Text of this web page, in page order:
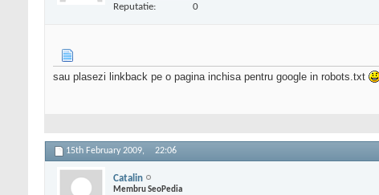
Reputatie: 0
sau plasezi linkback pe o pagina inchisa pentru google in robots.txt
15th February 2009, 22:06
Catalin
Membru SeoPedia